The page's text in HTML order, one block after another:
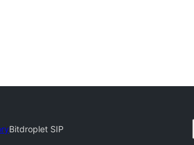
Bitdroplet SIP